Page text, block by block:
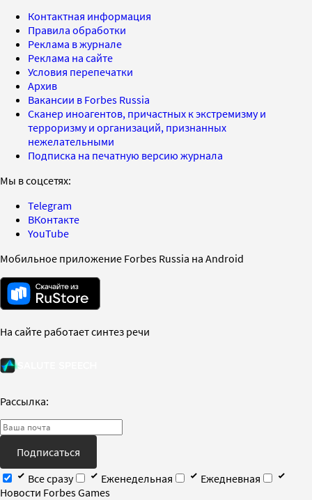
Контактная информация
Правила обработки
Реклама в журнале
Реклама на сайте
Условия перепечатки
Архив
Вакансии в Forbes Russia
Сканер иноагентов, причастных к экстремизму и
терроризму и организаций, признанных
нежелательными
Подписка на печатную версию журнала
Мы в соцсетях:
Telegram
ВКонтакте
YouTube
Мобильное приложение Forbes Russia на Android
На сайте работает синтез речи
Рассылка:
Подписаться
Все сразу
Еженедельная
Ежедневная
Новости Forbes Games